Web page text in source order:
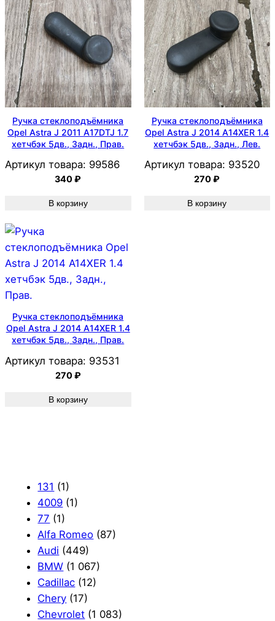
Ручка стеклоподъёмника
Opel Astra J 2011 A17DTJ 1.7
хетчбэк 5дв., Задн., Прав.
Артикул товара: 99586
340₽
В корзину
Ручка стеклоподъёмника
Opel Astra J 2014 A14XER 1.4
хетчбэк 5дв., Задн., Лев.
Артикул товара: 93520
270₽
В корзину
Ручка стеклоподъёмника
Opel Astra J 2014 A14XER 1.4
хетчбэк 5дв., Задн., Прав.
Артикул товара: 93531
270₽
В корзину
131 (1)
4009 (1)
77 (1)
Alfa Romeo (87)
Audi (449)
BMW (1 067)
Cadillac (12)
Chery (17)
Chevrolet (1 083)